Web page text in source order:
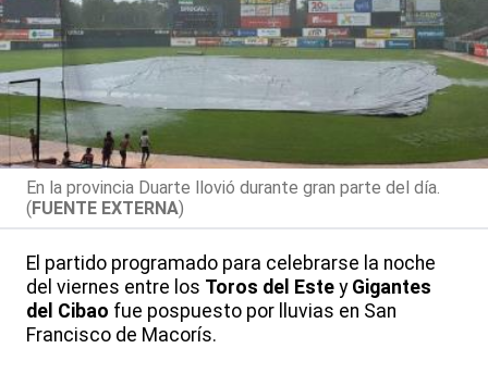
En la provincia Duarte llovió durante gran parte del día.
(FUENTE EXTERNA)
El partido programado para celebrarse la noche
del viernes entre los Toros del Este y Gigantes
del Cibao fue pospuesto por lluvias en San
Francisco de Macorís.